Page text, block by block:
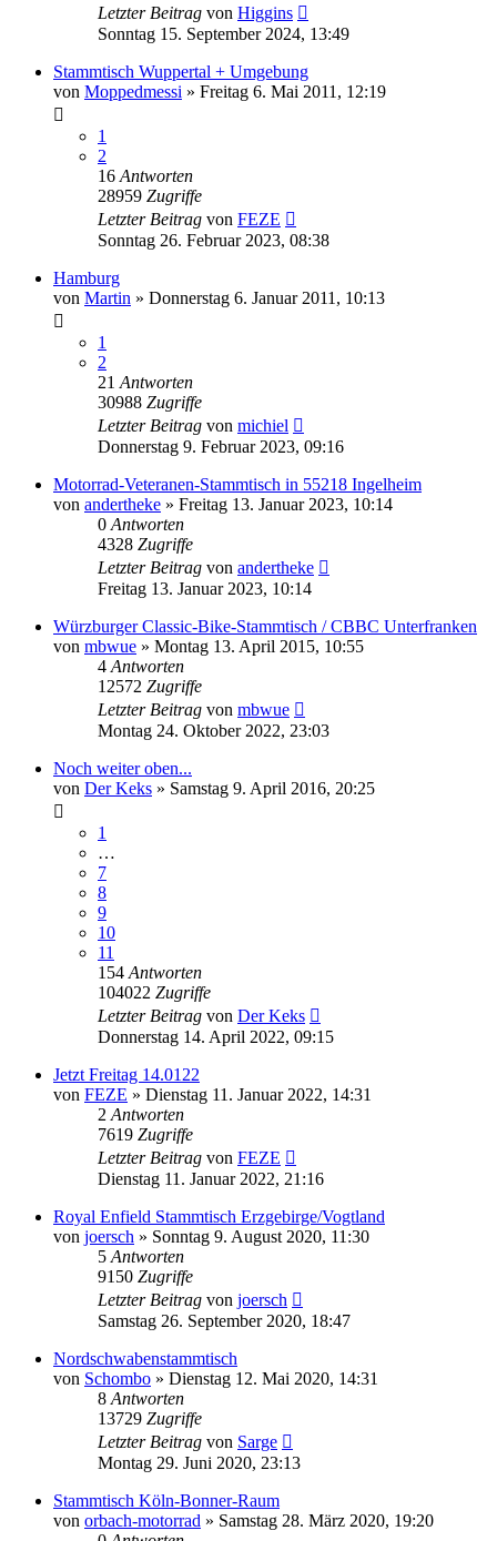
Letzter Beitrag von Higgins
Sonntag 15. September 2024, 13:49
Stammtisch Wuppertal + Umgebung
von Moppedmessi » Freitag 6. Mai 2011, 12:19
1
2
16 Antworten
28959 Zugriffe
Letzter Beitrag von FEZE
Sonntag 26. Februar 2023, 08:38
Hamburg
von Martin » Donnerstag 6. Januar 2011, 10:13
1
2
21 Antworten
30988 Zugriffe
Letzter Beitrag von michiel
Donnerstag 9. Februar 2023, 09:16
Motorrad-Veteranen-Stammtisch in 55218 Ingelheim
von andertheke » Freitag 13. Januar 2023, 10:14
0 Antworten
4328 Zugriffe
Letzter Beitrag von andertheke
Freitag 13. Januar 2023, 10:14
Würzburger Classic-Bike-Stammtisch / CBBC Unterfranken
von mbwue » Montag 13. April 2015, 10:55
4 Antworten
12572 Zugriffe
Letzter Beitrag von mbwue
Montag 24. Oktober 2022, 23:03
Noch weiter oben...
von Der Keks » Samstag 9. April 2016, 20:25
1
…
7
8
9
10
11
154 Antworten
104022 Zugriffe
Letzter Beitrag von Der Keks
Donnerstag 14. April 2022, 09:15
Jetzt Freitag 14.0122
von FEZE » Dienstag 11. Januar 2022, 14:31
2 Antworten
7619 Zugriffe
Letzter Beitrag von FEZE
Dienstag 11. Januar 2022, 21:16
Royal Enfield Stammtisch Erzgebirge/Vogtland
von joersch » Sonntag 9. August 2020, 11:30
5 Antworten
9150 Zugriffe
Letzter Beitrag von joersch
Samstag 26. September 2020, 18:47
Nordschwabenstammtisch
von Schombo » Dienstag 12. Mai 2020, 14:31
8 Antworten
13729 Zugriffe
Letzter Beitrag von Sarge
Montag 29. Juni 2020, 23:13
Stammtisch Köln-Bonner-Raum
von orbach-motorrad » Samstag 28. März 2020, 19:20